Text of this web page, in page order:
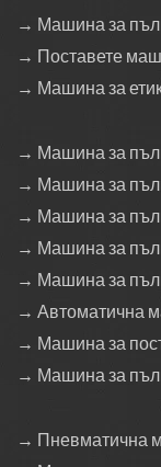
→ Машина за
→ Поставете
→ Машина за
→ Машина за
→ Машина за
→ Машина за
→ Машина за
→ Машина за
→ Автоматична
→ Машина за
→ Машина за
→ Пневматична